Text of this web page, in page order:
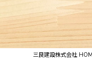
三良建設株式会社